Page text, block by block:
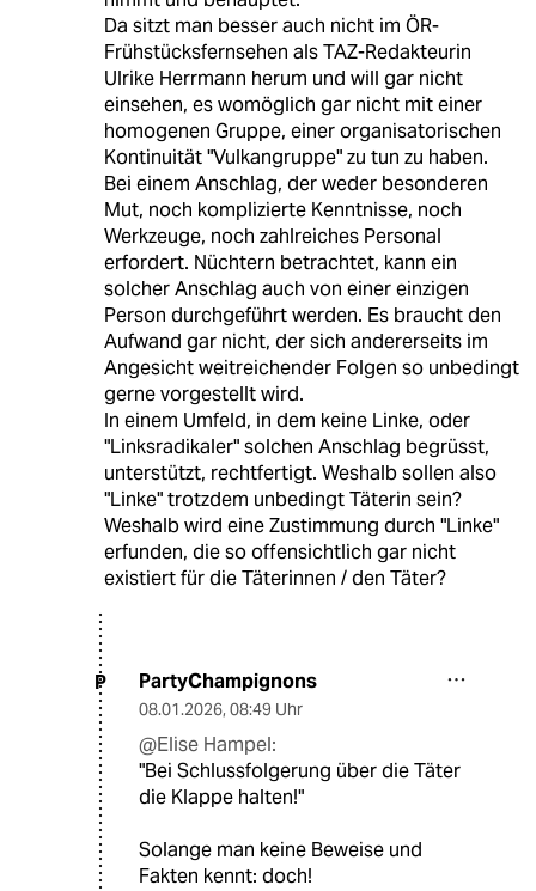
Da sitzt man besser auch nicht im ÖR-
Frühstücksfernsehen als TAZ-Redakteurin
Ulrike Herrmann herum und will gar nicht
einsehen, es womöglich gar nicht mit einer
homogenen Gruppe, einer organisatorischen
Kontinuität "Vulkangruppe" zu tun zu haben.
Bei einem Anschlag, der weder besonderen
Mut, noch komplizierte Kenntnisse, noch
Werkzeuge, noch zahlreiches Personal
erfordert. Nüchtern betrachtet, kann ein
solcher Anschlag auch von einer einzigen
Person durchgeführt werden. Es braucht den
Aufwand gar nicht, der sich andererseits im
Angesicht weitreichender Folgen so unbedingt
gerne vorgestellt wird.
In einem Umfeld, in dem keine Linke, oder
"Linksradikaler" solchen Anschlag begrüsst,
unterstützt, rechtfertigt. Weshalb sollen also
"Linke" trotzdem unbedingt Täterin sein?
Weshalb wird eine Zustimmung durch "Linke"
erfunden, die so offensichtlich gar nicht
existiert für die Täterinnen / den Täter?
P PartyChampignons
08.01.2026, 08:49 Uhr
@Elise Hampel:
"Bei Schlussfolgerung über die Täter
die Klappe halten!"
Solange man keine Beweise und
Fakten kennt: doch!